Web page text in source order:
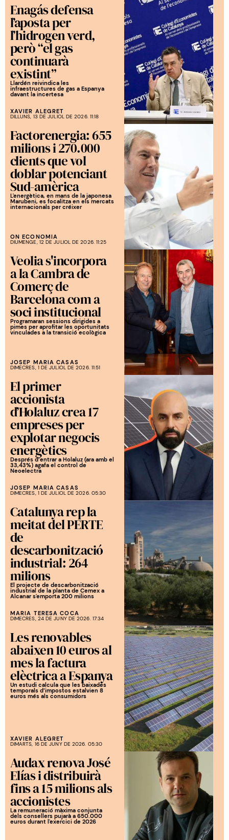
Enagás defensa
l’aposta per
l’hidrogen verd,
però “el gas
continuarà
existint”
Llardén reivindica les
infraestructures de gas a Espanya
davant la incertesa
XAVIER ALEGRET
DILLUNS, 13 DE JULIOL DE 2026. 11:18
Factorenergia: 655
milions i 270.000
clients que vol
doblar potenciant
Sud-amèrica
L'energètica, en mans de la japonesa
Marubeni, es focalitza en els mercats
internacionals per créixer
ON ECONOMIA
DIUMENGE, 12 DE JULIOL DE 2026. 11:25
Veolia s'incorpora
a la Cambra de
Comerç de
Barcelona com a
soci institucional
Programaran sessions dirigides a
pimes per aprofitar les oportunitats
vinculades a la transició ecològica
JOSEP MARIA CASAS
DIMECRES, 1 DE JULIOL DE 2026. 11:51
El primer
accionista
d’Holaluz crea 17
empreses per
explotar negocis
energètics
Després d’entrar a Holaluz (ara amb el
33,43%) agafa el control de
Neoelectra
JOSEP MARIA CASAS
DIMECRES, 1 DE JULIOL DE 2026. 05:30
Catalunya rep la
meitat del PERTE
de
descarbonització
industrial: 264
milions
El projecte de descarbonització
industrial de la planta de Cemex a
Alcanar s'emporta 200 milions
MARIA TERESA COCA
DIMECRES, 24 DE JUNY DE 2026. 17:34
Les renovables
abaixen 10 euros al
mes la factura
elèctrica a Espanya
Un estudi calcula que les baixades
temporals d’impostos estalvien 8
euros més als consumidors
XAVIER ALEGRET
DIMARTS, 16 DE JUNY DE 2026. 05:30
Audax renova José
Elías i distribuirà
fins a 15 milions als
accionistes
La remuneració màxima conjunta
dels consellers pujarà a 650.000
euros durant l'exercici de 2026